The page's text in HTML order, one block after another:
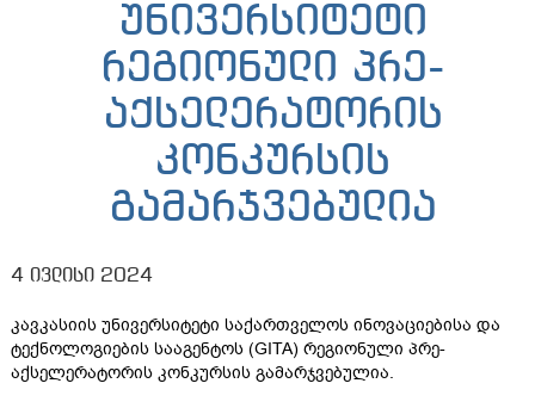
უნივერსიტეტი
რეგიონული პრე-
აქსელერატორის
კონკურსის
გამარჯვებულია
4 ივლისი 2024
კავკასიის უნივერსიტეტი საქართველოს ინოვაციებისა და
ტექნოლოგიების სააგენტოს (GITA) რეგიონული პრე-
აქსელერატორის კონკურსის გამარჯვებულია.